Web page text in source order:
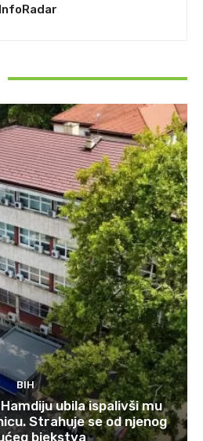
InfoRadar
BIH
ubila ispalivši mu
Strahuje se od njenog
bjekstva